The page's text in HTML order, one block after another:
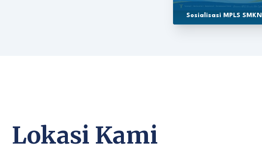
Sosialisasi MPLS
Lokasi Kami